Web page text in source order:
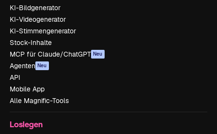
KI-Bildgenerator
KI-Videogenerator
KI-Stimmengenerator
Stock-Inhalte
MCP für Claude/ChatGPT Neu
Agenten Neu
API
Mobile App
Alle Magnific-Tools
Loslegen